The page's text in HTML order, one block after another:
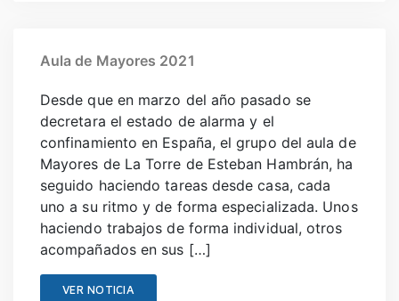
Aula de Mayores 2021
Desde que en marzo del año pasado se
decretara el estado de alarma y el
confinamiento en España, el grupo del aula de
Mayores de La Torre de Esteban Hambrán, ha
seguido haciendo tareas desde casa, cada
uno a su ritmo y de forma especializada. Unos
haciendo trabajos de forma individual, otros
acompañados en sus […]
VER NOTICIA